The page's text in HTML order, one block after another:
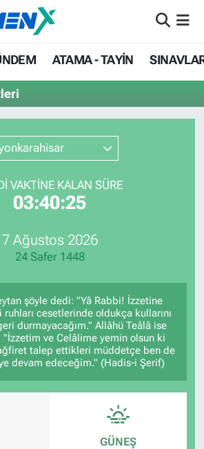
ATAMA - TAYİN
VAKTİNE KALAN SÜRE
03:40:25
7 Ağustos 2026
24 Safer 1448
şöyle dedi: "Yâ Rabbi! İzzetine
cesetlerinde oldukça kullarını
durmayacağım." Allâhü Teâlâ ise
"İzzetim ve Celâlime yemin olsun ki
talep ettikleri müddetçe ben de
devam edeceğim." (Hadis-i Şerif)
GÜNEŞ
Eczaneler
Durumu
Vakitleri
Yoğunluk Haritası
Durumu ve Fikstür